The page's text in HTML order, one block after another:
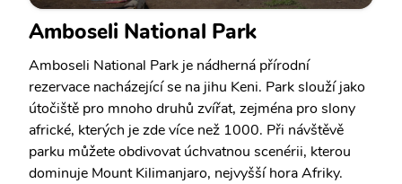
Amboseli National Park
Amboseli National Park je nádherná přírodní
rezervace nacházející se na jihu Keni. Park slouží jako
útočiště pro mnoho druhů zvířat, zejména pro slony
africké, kterých je zde více než 1000. Při návštěvě
parku můžete obdivovat úchvatnou scenérii, kterou
dominuje Mount Kilimanjaro, nejvyšší hora Afriky.